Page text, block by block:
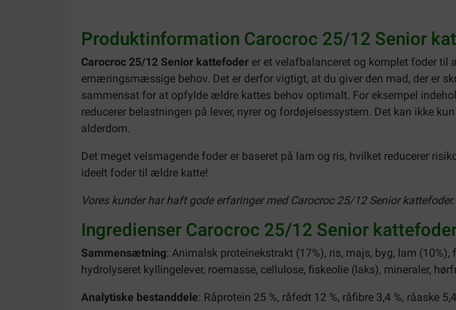
Produktinformation Carocroc 25/12 Senior
Carocroc 25/12 Senior kattefoder er et velafbalanceret og komplet foder
ernæringsmæssige behov. Det er derfor vigtigt, at du giver den mad, der er
sammensat for at opfylde ældre kattes behov optimalt. For eksempel
reducerer belastningen på lever, nyrer og fordøjelsessystem. Det kan ikke
alderdom.
Det meget velsmagende foder er baseret på lam og ris, hvilket reducerer
ideelt foder til ældre katte!
Vores kunder har haft gode erfaringer med Carocroc 25/12 Senior
Ingredienser Carocroc 25/12 Senior
Sammensætning: Animalsk proteinekstrakt (17%), ris, majs, byg, lam
hydrolyseret kyllingelever, roemasse, cellulose, fiskeolie (laks), mineraler,
Analytiske bestanddele: Råprotein 25 %, råfedt 12 %, råfibre 3,4 %, råaske